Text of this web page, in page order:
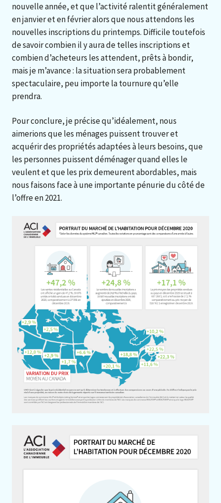
nouvelle année, et que l’activité ralentit généralement
en janvier et en février alors que nous attendons les
nouvelles inscriptions du printemps. Difficile toutefois
de savoir combien il y aura de telles inscriptions et
combien d’acheteurs les attendent, prêts à bondir,
mais je m’avance : la situation sera probablement
spectaculaire, peu importe la tournure qu’elle
prendra.
Pour conclure, je précise qu’idéalement, nous
aimerions que les ménages puissent trouver et
acquérir des propriétés adaptées à leurs besoins, que
les personnes puissent déménager quand elles le
veulent et que les prix demeurent abordables, mais
nous faisons face à une importante pénurie du côté de
l’offre en 2021.